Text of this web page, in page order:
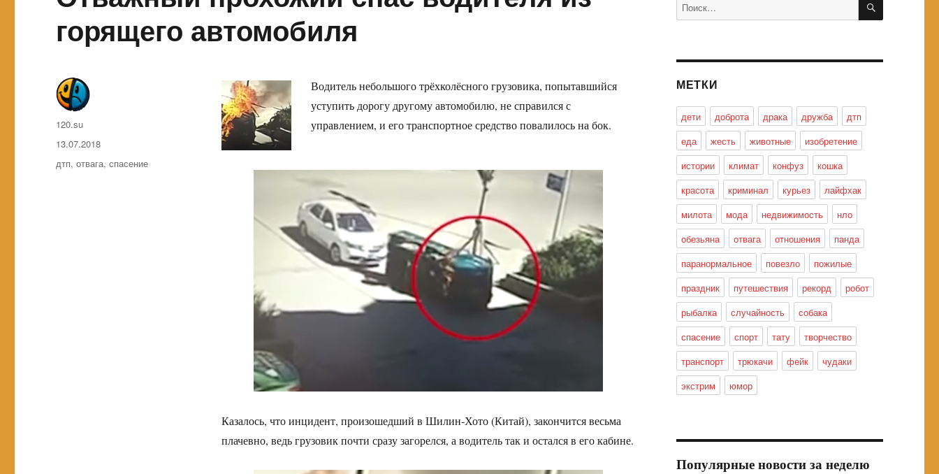
горящего автомобиля
Водитель небольшого трёхколёсного грузовика, попытавшийся
уступить дорогу другому автомобилю, не справился с
управлением, и его транспортное средство повалилось на бок.
Казалось, что инцидент, произошедший в Шилин-Хото (Китай), закончится весьма
плачевно, ведь грузовик почти сразу загорелся, а водитель так и остался в его кабине.
Автор
120.su
Опубликовано
13.07.2018
Метки
дтп,отвага,спасение
МЕТКИ
дети доброта драка дружба
дтп
еда
жесть животные
изобретение
истории
климат конфуз
кошка
красота
криминал курьез
лайфхак
милота
мода недвижимость
нло
обезьяна
отвага отношения
панда
паранормальное
повезло
пожилые
праздник
путешествия рекорд
робот
рыбалка
случайность
собака
спасение
спорт тату
творчество
транспорт
трюкачи фейк
чудаки
экстрим
юмор
Популярные новости за неделю